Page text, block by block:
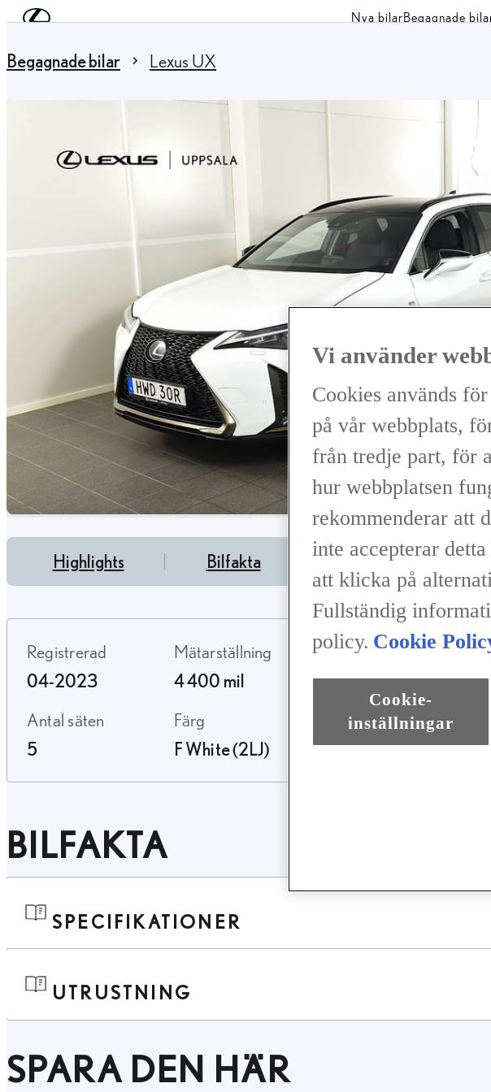
Hoppa till huvudinnehåll Nya bilarBegagnade
Begagnade bilar Lexus UX
Highlights Bilfakta Tjänster
Registrerad
04-2023
Mätarställning
4 400 mil
Bränsle
Hybrid Bensin
Antal säten
5
Färg
F White (2LJ)
BILFAKTA
SPECIFIKATIONER
UTRUSTNING
SPARA DEN HÄR
Vi använder
Cookies används
på vår webbplats,
från tredje part, för
hur webbplatsen
rekommenderar att
inte accepterar
att klicka på
Fullständig
policy. Cookie
Cookie-
inställningar